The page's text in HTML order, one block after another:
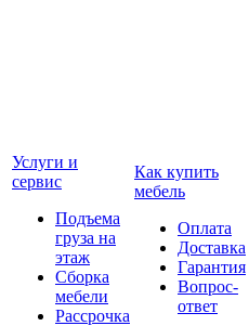
Услуги и
сервис
Подъема
груза на
этаж
Сборка
мебели
Рассрочка
Как купить
мебель
Оплата
Доставка
Гарантия
Вопрос-
ответ